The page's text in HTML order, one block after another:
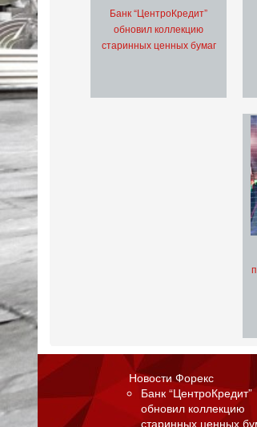
Банк “ЦентроКредит”
обновил коллекцию
старинных ценных бумаг
Новости Форекс
Банк “ЦентроКредит”
обновил коллекцию
старинных ценных